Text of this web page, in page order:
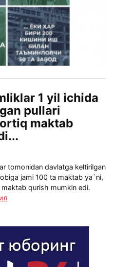
1 yil ichida
pullari
maktab
tomonidan davlatga keltirilgan
jami 100 ta maktab ya`ni,
qurish mumkin edi.